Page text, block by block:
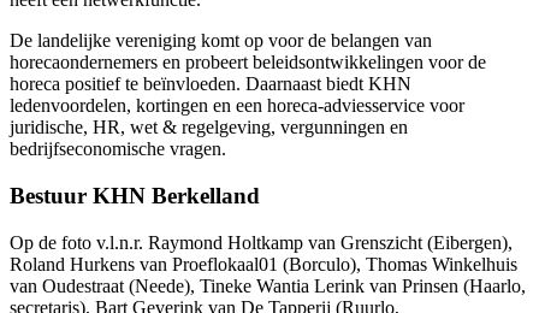
De landelijke vereniging komt op voor de belangen van
horecaondernemers en probeert beleidsontwikkelingen voor de
horeca positief te beïnvloeden. Daarnaast biedt KHN
ledenvoordelen, kortingen en een horeca-adviesservice voor
juridische, HR, wet & regelgeving, vergunningen en
bedrijfseconomische vragen.
Bestuur KHN Berkelland
Op de foto v.l.n.r. Raymond Holtkamp van Grenszicht (Eibergen),
Roland Hurkens van Proeflokaal01 (Borculo), Thomas Winkelhuis
van Oudestraat (Neede), Tineke Wantia Lerink van Prinsen (Haarlo,
secretaris), Bart Geverink van De Tapperij (Ruurlo,